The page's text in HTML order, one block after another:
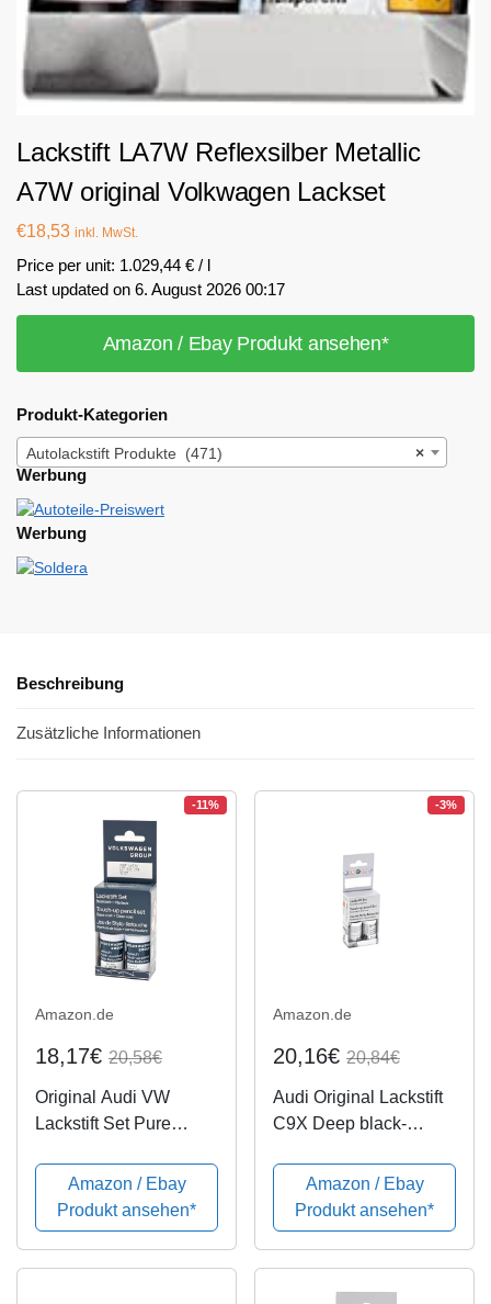
Lackstift LA7W Reflexsilber Metallic
A7W original Volkwagen Lackset
€18,53 inkl. MwSt.
Price per unit: 1.029,44 € / l
Last updated on 6. August 2026 00:17
Amazon / Ebay Produkt ansehen*
Produkt-Kategorien
×
Autolackstift Produkte (471)
Werbung
Werbung
Beschreibung
Zusätzliche Informationen
-11%
Amazon.de
18,17€ 20,58€
Original Audi VW
Lackstift Set Pure
Amazon / Ebay
Produkt ansehen*
-3%
Amazon.de
20,16€ 20,84€
Audi Original Lackstift
C9X Deep black-
Amazon / Ebay
Produkt ansehen*